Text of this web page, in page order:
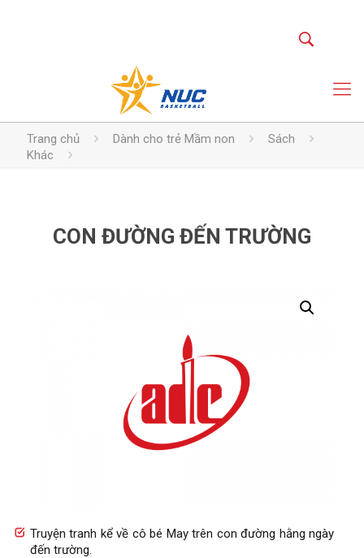
Trang chủ Dành cho trẻ Mầm non
Sách
Khác
CON ĐƯỜNG ĐẾN TRƯỜNG
Truyện tranh kể về cô bé May trên con đường hằng ngày
đến trường.